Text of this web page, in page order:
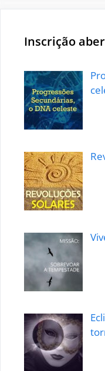
Inscrição